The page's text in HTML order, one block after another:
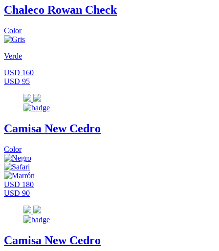
Chaleco Rowan Check
Color
Verde
USD 160
USD 95
Camisa New Cedro
Color
USD 180
USD 90
Camisa New Cedro